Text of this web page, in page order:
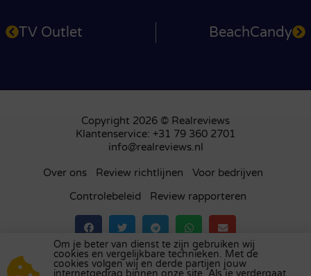
TV Outlet BeachCandy
Copyright 2026 © Realreviews
Klantenservice: +31 79 360 2701
info@realreviews.nl
Over ons Review richtlijnen
Voor bedrijven
Controlebeleid
Review rapporteren
Bezoek ons review platform inhet Verenigd
Om je beter van dienst te zijn gebruiken wij
cookies en vergelijkbare technieken. Met de
cookies volgen wij en derde partijen jouw
internetgedrag binnen onze site. Als je verdergaat